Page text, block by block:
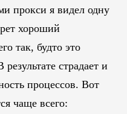
прокси я видел одну
хороший
так, будто это
страдает и
процессов. Вот
чаще всего: